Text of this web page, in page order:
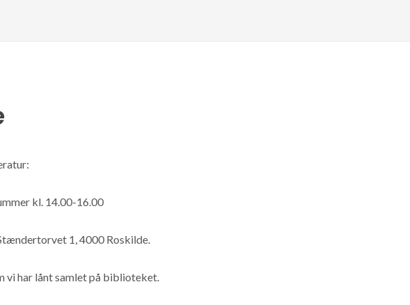
kl. 14.00-16.00
1, 4000 Roskilde.
vi har lånt samlet på biblioteket.